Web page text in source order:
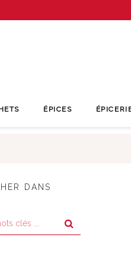
ÉPICES
DANS